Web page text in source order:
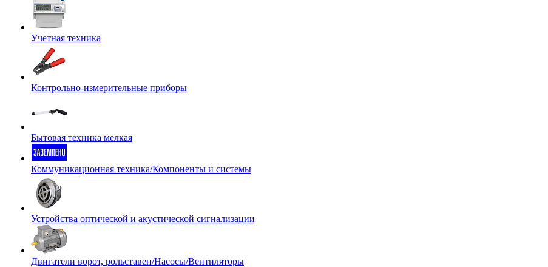
Учетная техника
Контрольно-измерительные приборы
Бытовая техника мелкая
Коммуникационная техника/Компоненты и системы
Устройства оптической и акустической сигнализации
Двигатели ворот, рольставен/Насосы/Вентиляторы